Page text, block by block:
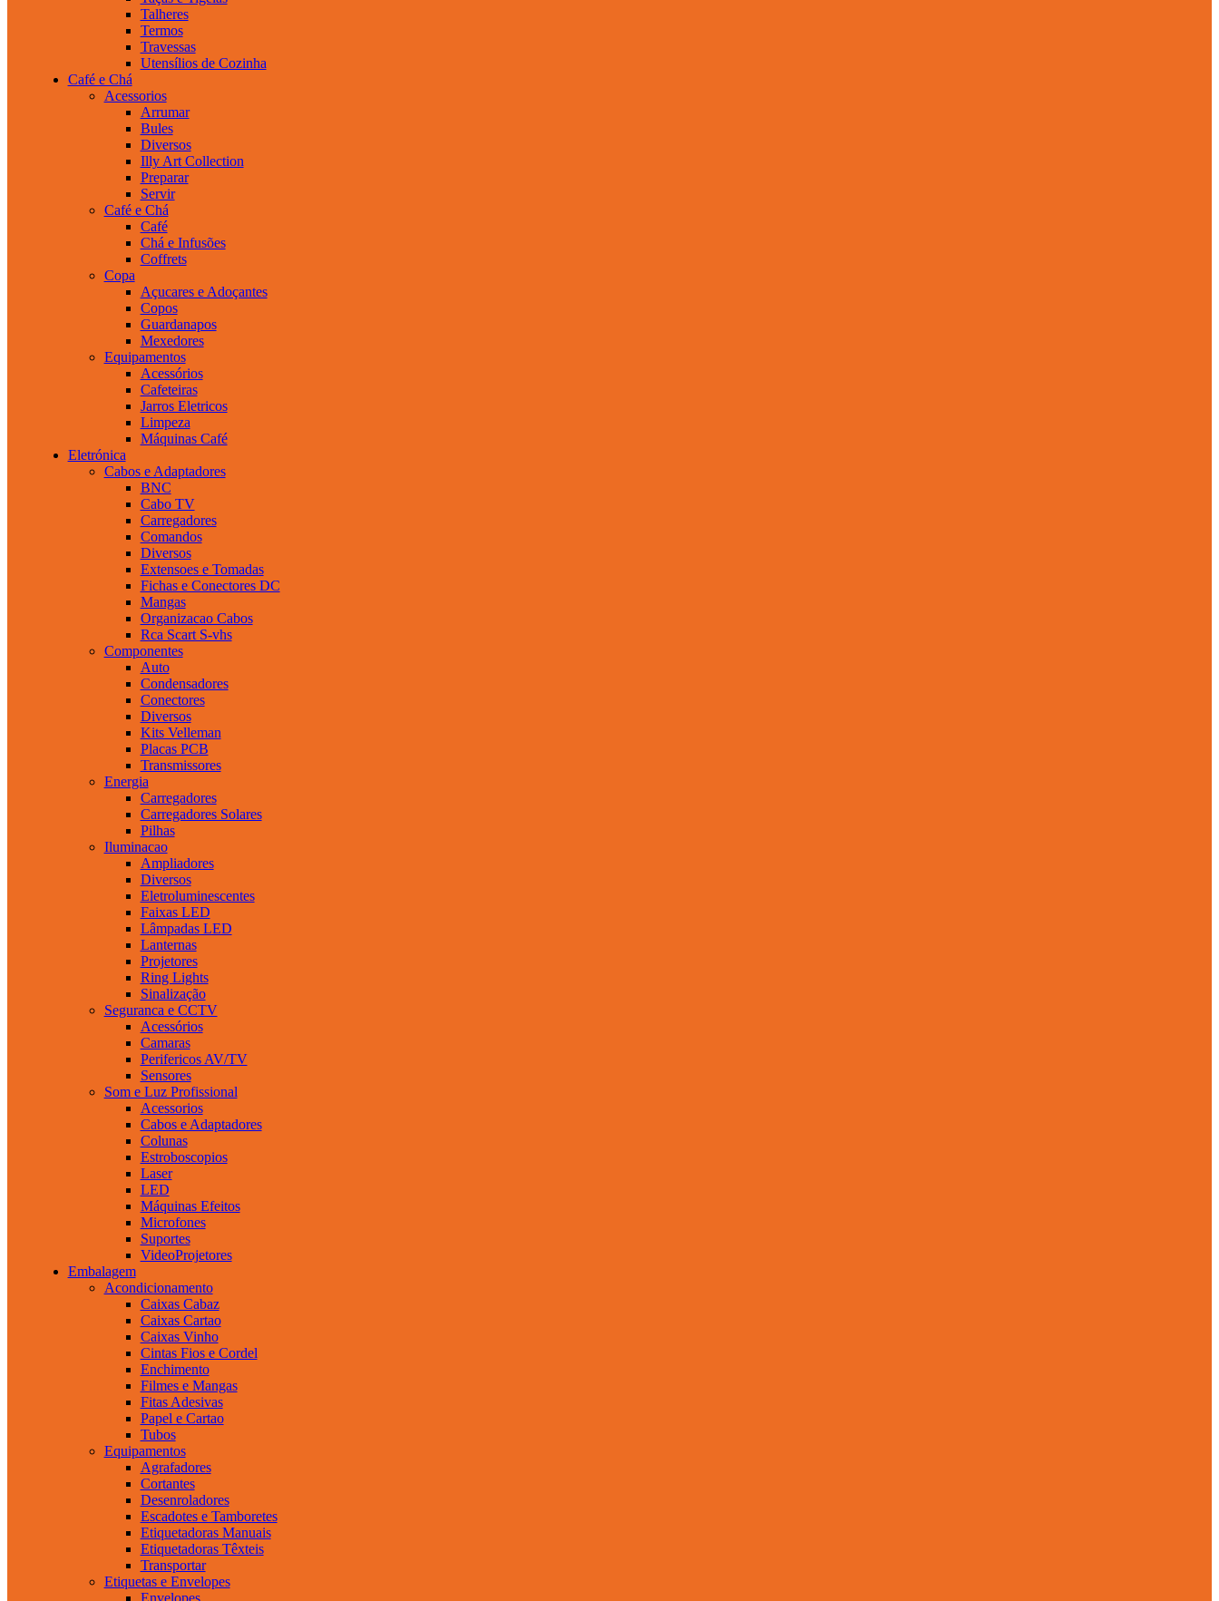
Talheres
Termos
Travessas
Utensílios de Cozinha
Café e Chá
Acessorios
Arrumar
Bules
Diversos
Illy Art Collection
Preparar
Servir
Café e Chá
Café
Chá e Infusões
Coffrets
Copa
Açucares e Adoçantes
Copos
Guardanapos
Mexedores
Equipamentos
Acessórios
Cafeteiras
Jarros Eletricos
Limpeza
Máquinas Café
Eletrónica
Cabos e Adaptadores
BNC
Cabo TV
Carregadores
Comandos
Diversos
Extensoes e Tomadas
Fichas e Conectores DC
Mangas
Organizacao Cabos
Rca Scart S-vhs
Componentes
Auto
Condensadores
Conectores
Diversos
Kits Velleman
Placas PCB
Transmissores
Energia
Carregadores
Carregadores Solares
Pilhas
Iluminacao
Ampliadores
Diversos
Eletroluminescentes
Faixas LED
Lâmpadas LED
Lanternas
Projetores
Ring Lights
Sinalização
Seguranca e CCTV
Acessórios
Camaras
Perifericos AV/TV
Sensores
Som e Luz Profissional
Acessorios
Cabos e Adaptadores
Colunas
Estroboscopios
Laser
LED
Máquinas Efeitos
Microfones
Suportes
VideoProjetores
Embalagem
Acondicionamento
Caixas Cabaz
Caixas Cartao
Caixas Vinho
Cintas Fios e Cordel
Enchimento
Filmes e Mangas
Fitas Adesivas
Papel e Cartao
Tubos
Equipamentos
Agrafadores
Cortantes
Desenroladores
Escadotes e Tamboretes
Etiquetadoras Manuais
Etiquetadoras Têxteis
Transportar
Etiquetas e Envelopes
Envelopes